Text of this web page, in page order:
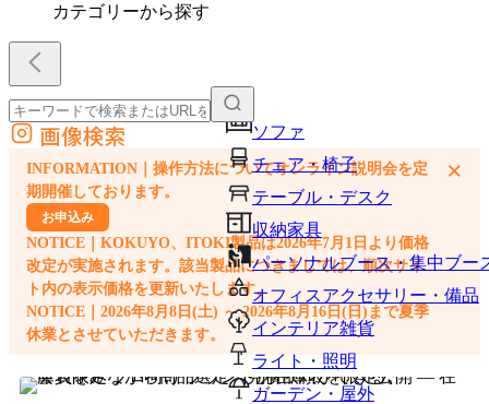
カテゴリーから探す
ソファ
チェア・椅子
テーブル・デスク
収納家具
パーソナルブース・集中ブー
オフィスアクセサリー・備品
インテリア雑貨
ライト・照明
ガーデン・屋外
外部サイトの商品をカートに追加
他のサイトで見つけた商品ページのURLを貼り付けて、カートに追加できます
画像検索
INFORMATION｜操作方法についてオンライン説明会を定
期開催しております。
お申込み
NOTICE｜KOKUYO、ITOKI製品は2026年7月1日より価格
改定が実施されます。該当製品につきましては、順次サイ
ト内の表示価格を更新いたします。
NOTICE｜2026年8月8日(土) ～ 2026年8月16日(日)まで夏季
休業とさせていただきます。
×